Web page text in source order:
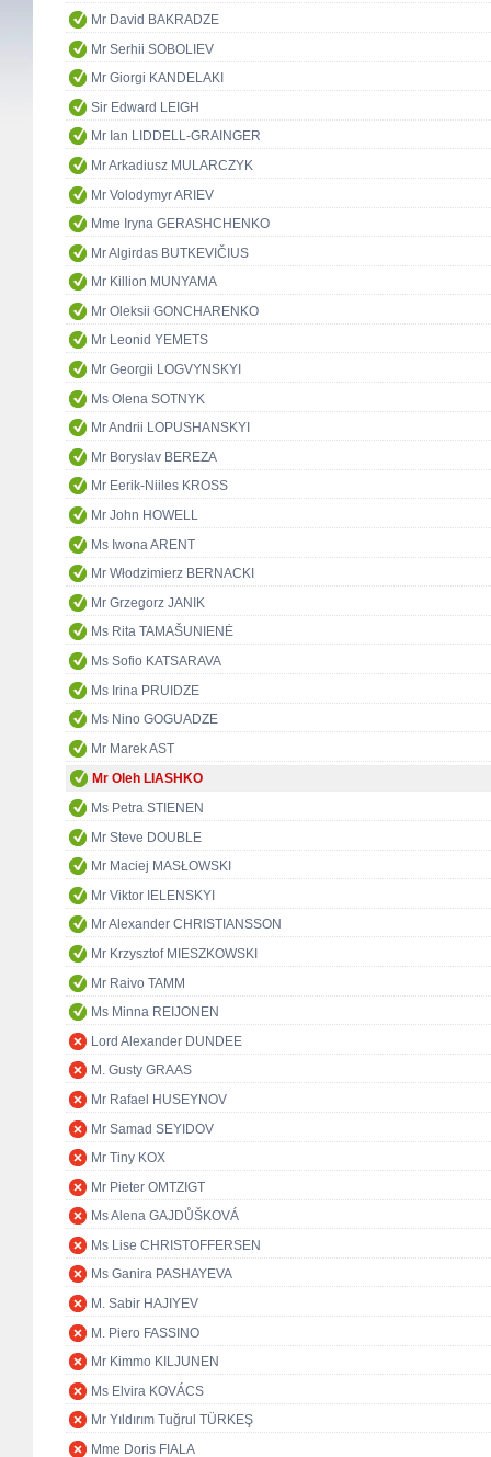
Mr David BAKRADZE
Mr Serhii SOBOLIEV
Mr Giorgi KANDELAKI
Sir Edward LEIGH
Mr Ian LIDDELL-GRAINGER
Mr Arkadiusz MULARCZYK
Mr Volodymyr ARIEV
Mme Iryna GERASHCHENKO
Mr Algirdas BUTKEVIČIUS
Mr Killion MUNYAMA
Mr Oleksii GONCHARENKO
Mr Leonid YEMETS
Mr Georgii LOGVYNSKYI
Ms Olena SOTNYK
Mr Andrii LOPUSHANSKYI
Mr Boryslav BEREZA
Mr Eerik-Niiles KROSS
Mr John HOWELL
Ms Iwona ARENT
Mr Włodzimierz BERNACKI
Mr Grzegorz JANIK
Ms Rita TAMAŠUNIENĖ
Ms Sofio KATSARAVA
Ms Irina PRUIDZE
Ms Nino GOGUADZE
Mr Marek AST
Mr Oleh LIASHKO
Ms Petra STIENEN
Mr Steve DOUBLE
Mr Maciej MASŁOWSKI
Mr Viktor IELENSKYI
Mr Alexander CHRISTIANSSON
Mr Krzysztof MIESZKOWSKI
Mr Raivo TAMM
Ms Minna REIJONEN
Lord Alexander DUNDEE
M. Gusty GRAAS
Mr Rafael HUSEYNOV
Mr Samad SEYIDOV
Mr Tiny KOX
Mr Pieter OMTZIGT
Ms Alena GAJDŮŠKOVÁ
Ms Lise CHRISTOFFERSEN
Ms Ganira PASHAYEVA
M. Sabir HAJIYEV
M. Piero FASSINO
Mr Kimmo KILJUNEN
Ms Elvira KOVÁCS
Mr Yıldırım Tuğrul TÜRKEŞ
Mme Doris FIALA